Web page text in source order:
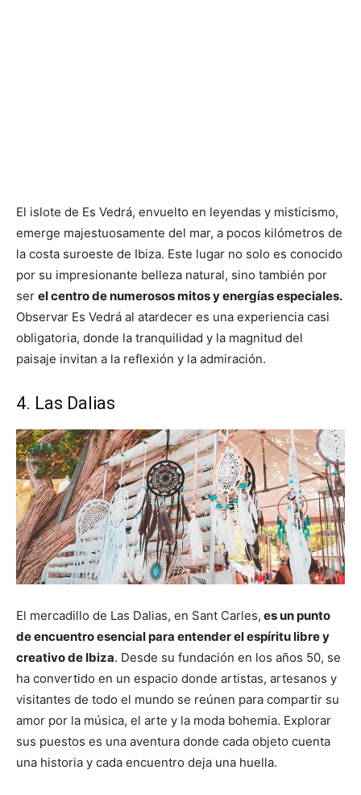
El islote de Es Vedrá, envuelto en leyendas y misticismo,
emerge majestuosamente del mar, a pocos kilómetros de
la costa suroeste de Ibiza. Este lugar no solo es conocido
por su impresionante belleza natural, sino también por
ser el centro de numerosos mitos y energías especiales.
Observar Es Vedrá al atardecer es una experiencia casi
obligatoria, donde la tranquilidad y la magnitud del
paisaje invitan a la reflexión y la admiración.
4. Las Dalias
El mercadillo de Las Dalias, en Sant Carles, es un punto
de encuentro esencial para entender el espíritu libre y
creativo de Ibiza. Desde su fundación en los años 50, se
ha convertido en un espacio donde artistas, artesanos y
visitantes de todo el mundo se reúnen para compartir su
amor por la música, el arte y la moda bohemia. Explorar
sus puestos es una aventura donde cada objeto cuenta
una historia y cada encuentro deja una huella.